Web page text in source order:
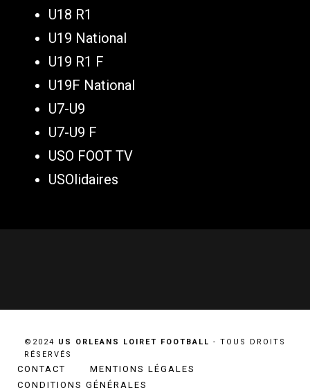
U18 R1
U19 National
U19 R1 F
U19F National
U7-U9
U7-U9 F
USO FOOT TV
USOlidaires
©2024 US ORLEANS LOIRET FOOTBALL - TOUS DROITS
RÉSERVÉS
CONTACT
MENTIONS LÉGALES
CONDITIONS GÉNÉRALES